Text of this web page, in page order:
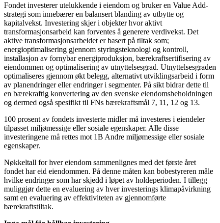
Fondet investerer utelukkende i eiendom og bruker en Value Add-
strategi som innebærer en balansert blanding av utbytte og
kapitalvekst. Investering skjer i objekter hvor aktivt
transformasjonsarbeid kan forventes å generere verdivekst. Det
aktive transformasjonsarbeidet er basert på tiltak som;
energioptimalisering gjennom styringsteknologi og kontroll,
installasjon av fornybar energiproduksjon, bærekraftsertifisering av
eiendommen og optimalisering av utnyttelsesgrad. Utnyttelsesgraden
optimaliseres gjennom økt belegg, alternativt utviklingsarbeid i form
av planendringer eller endringer i segmenter. På sikt bidrar dette til
en bærekraftig konvertering av den svenske eiendomsbeholdningen
og dermed også spesifikt til FNs bærekraftsmål 7, 11, 12 og 13.
100 prosent av fondets investerte midler må investeres i eiendeler
tilpasset miljømessige eller sosiale egenskaper. Alle disse
investeringene må rettes mot 1B Andre miljømessige eller sosiale
egenskaper.
Nøkkeltall for hver eiendom sammenlignes med det første året
fondet har eid eiendommen. På denne måten kan bobestyreren måle
hvilke endringer som har skjedd i løpet av holdeperioden. I tillegg
muliggjør dette en evaluering av hver investerings klimapåvirkning
samt en evaluering av effektiviteten av gjennomførte
bærekraftstiltak.